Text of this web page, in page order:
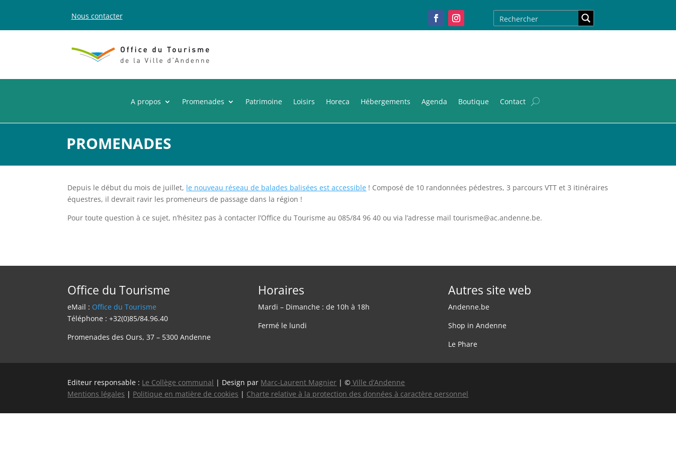
Nous contacter
A propos Promenades Patrimoine Loisirs Horeca Hébergements Agenda Boutique Contact
PROMENADES
Depuis le début du mois de juillet, le nouveau réseau de balades balisées est accessible ! Composé de 10 randonnées pédestres, 3 parcours VTT et 3 itinéraires
équestres, il devrait ravir les promeneurs de passage dans la région !
Pour toute question à ce sujet, n’hésitez pas à contacter l’Office du Tourisme au 085/84 96 40 ou via l’adresse mail tourisme@ac.andenne.be.
Office du Tourisme
eMail : Office du Tourisme
Téléphone : +32(0)85/84.96.40
Promenades des Ours, 37 – 5300 Andenne
Horaires
Mardi – Dimanche : de 10h à 18h
Fermé le lundi
Autres site web
Andenne.be
Shop in Andenne
Le Phare
Editeur responsable : Le Collège communal | Design par Marc-Laurent Magnier | © Ville d’Andenne
Mentions légales | Politique en matière de cookies | Charte relative à la protection des données à caractère personnel